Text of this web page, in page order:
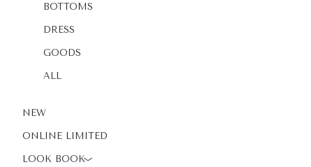
BOTTOMS
DRESS
GOODS
ALL
NEW
ONLINE LIMITED
LOOK BOOK〉